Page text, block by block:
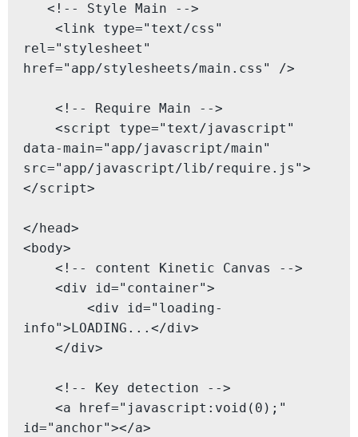
   <!-- Style Main -->
    <link type="text/css"
rel="stylesheet"
href="app/stylesheets/main.css" />
    <!-- Require Main -->
    <script type="text/javascript"
data-main="app/javascript/main"
src="app/javascript/lib/require.js">
</script>
</head>
<body>
    <!-- content Kinetic Canvas -->
    <div id="container">
        <div id="loading-
info">LOADING...</div>
    </div>
    <!-- Key detection -->
    <a href="javascript:void(0);"
id="anchor"></a>